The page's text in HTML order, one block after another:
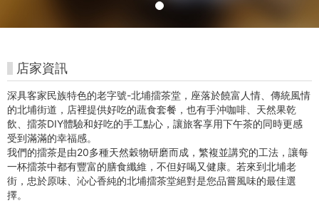
店家資訊
深具客家民族特色的老字號-北埔擂茶堂，座落於饒富人情、傳統風情
的北埔街道，店裡提供好吃的蔬食套餐，也有手沖咖啡、天然果乾
飲、擂茶DIY體驗和好吃的手工點心，讓旅客享用下午茶的同時更感
受到滿滿的幸福感。
我們的擂茶是由20多種天然穀物研磨而成，繁複並講究的工法，讓每
一杯擂茶中都有豐富的膳食纖維，不但好喝又健康。若來到北埔老
街，忠於原味、沁心香純的北埔擂茶堂絕對是您品嘗風味的最佳選
擇。